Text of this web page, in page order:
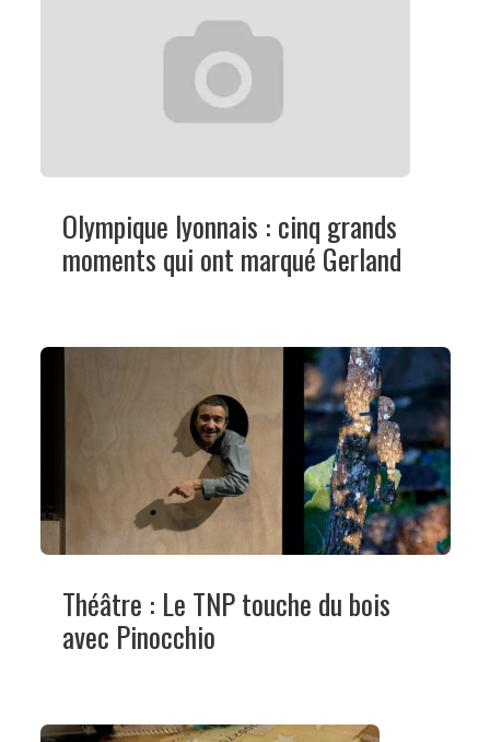
Olympique lyonnais : cinq grands
moments qui ont marqué Gerland
Théâtre : Le TNP touche du bois
avec Pinocchio